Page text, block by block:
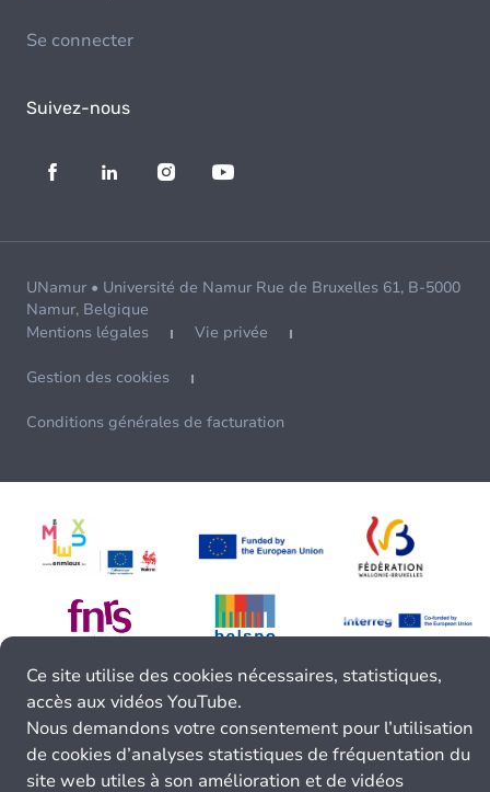
Se connecter
Suivez-nous
UNamur • Université de Namur Rue de Bruxelles 61, B-5000
Namur, Belgique
Mentions légales
Vie privée
Gestion des cookies
Conditions générales de facturation
Ce site utilise des cookies nécessaires, statistiques,
accès aux vidéos YouTube.
Nous demandons votre consentement pour l’utilisation
de cookies d’analyses statistiques de fréquentation du
site web utiles à son amélioration et de vidéos